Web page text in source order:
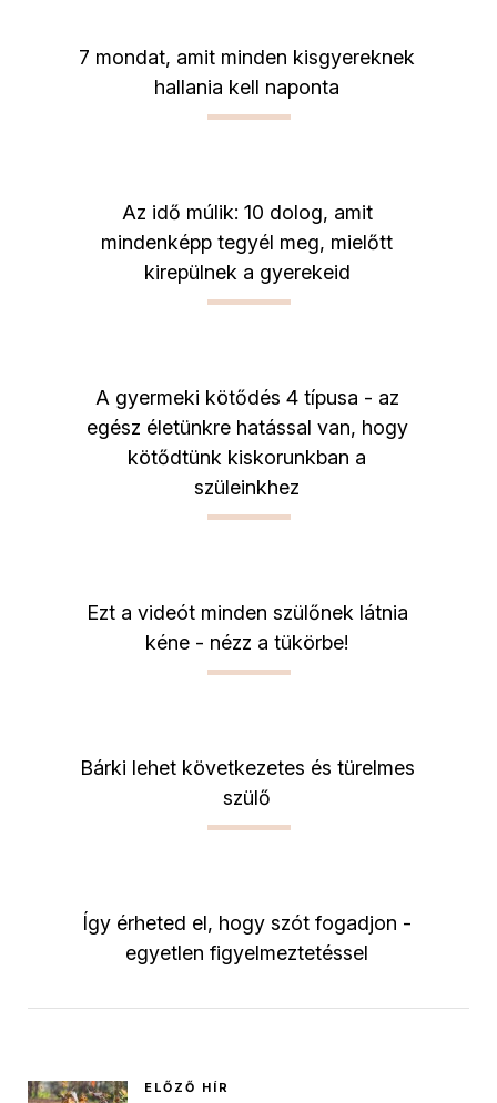
7 mondat, amit minden kisgyereknek
hallania kell naponta
Az idő múlik: 10 dolog, amit
mindenképp tegyél meg, mielőtt
kirepülnek a gyerekeid
A gyermeki kötődés 4 típusa - az
egész életünkre hatással van, hogy
kötődtünk kiskorunkban a
szüleinkhez
Ezt a videót minden szülőnek látnia
kéne - nézz a tükörbe!
Bárki lehet következetes és türelmes
szülő
Így érheted el, hogy szót fogadjon -
egyetlen figyelmeztetéssel
ELŐZŐ HÍR